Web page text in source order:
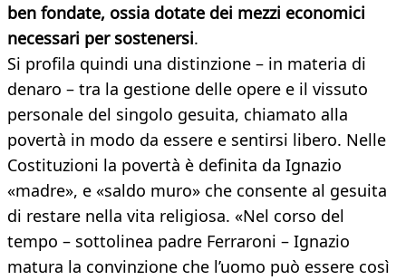
ben fondate, ossia dotate dei mezzi economici
necessari per sostenersi.
Si profila quindi una distinzione – in materia di
denaro – tra la gestione delle opere e il vissuto
personale del singolo gesuita, chiamato alla
povertà in modo da essere e sentirsi libero. Nelle
Costituzioni la povertà è definita da Ignazio
«madre», e «saldo muro» che consente al gesuita
di restare nella vita religiosa. «Nel corso del
tempo – sottolinea padre Ferraroni – Ignazio
matura la convinzione che l’uomo può essere così